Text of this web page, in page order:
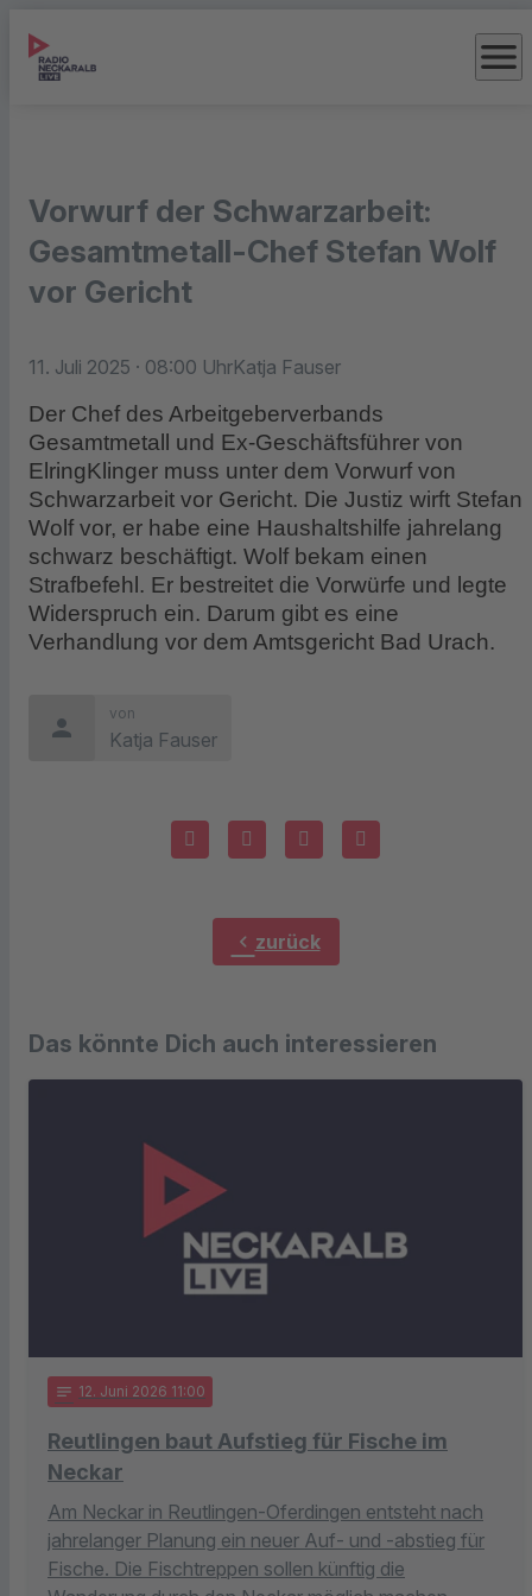
menu
Vorwurf der Schwarzarbeit:
Gesamtmetall-Chef Stefan Wolf
vor Gericht
11. Juli 2025 · 08:00 UhrKatja Fauser
Der Chef des Arbeitgeberverbands
Gesamtmetall und Ex-Geschäftsführer von
ElringKlinger muss unter dem Vorwurf von
Schwarzarbeit vor Gericht. Die Justiz wirft Stefan
Wolf vor, er habe eine Haushaltshilfe jahrelang
schwarz beschäftigt. Wolf bekam einen
Strafbefehl. Er bestreitet die Vorwürfe und legte
Widerspruch ein. Darum gibt es eine
Verhandlung vor dem Amtsgericht Bad Urach.
person
von
Katja Fauser
chevron_left zurück
Das könnte Dich auch interessieren
notes 12. Juni 2026 11:00
Reutlingen baut Aufstieg für Fische im
Neckar
Am Neckar in Reutlingen-Oferdingen entsteht nach
jahrelanger Planung ein neuer Auf- und -abstieg für
Fische. Die Fischtreppen sollen künftig die